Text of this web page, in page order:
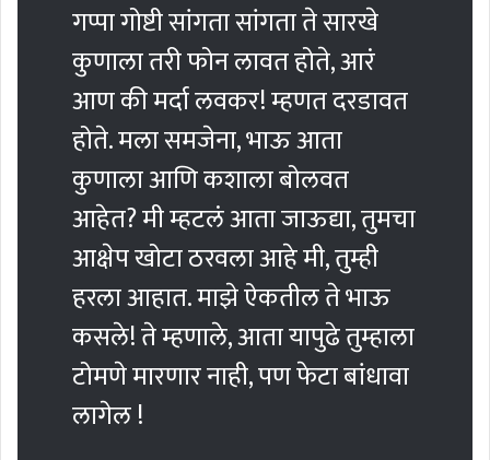
गप्पा गोष्टी सांगता सांगता ते सारखे
कुणाला तरी फोन लावत होते, आरं
आण की मर्दा लवकर! म्हणत दरडावत
होते. मला समजेना, भाऊ आता
कुणाला आणि कशाला बोलवत
आहेत? मी म्हटलं आता जाऊद्या, तुमचा
आक्षेप खोटा ठरवला आहे मी, तुम्ही
हरला आहात. माझे ऐकतील ते भाऊ
कसले! ते म्हणाले, आता यापुढे तुम्हाला
टोमणे मारणार नाही, पण फेटा बांधावा
लागेल !